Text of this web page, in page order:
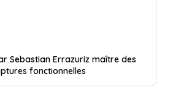
Sebastian Errazuriz maître des
fonctionnelles